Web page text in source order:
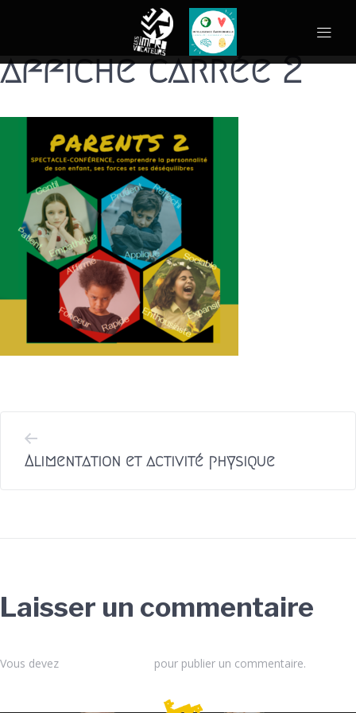
affiche carrée 2
Alimentation et activité physique
Laisser un commentaire
Vous devez pour publier un commentaire.